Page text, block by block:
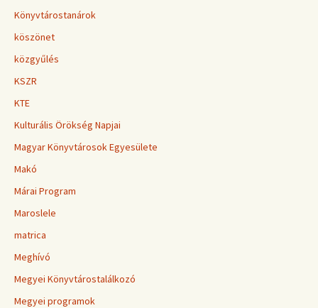
Könyvtárostanárok
köszönet
közgyűlés
KSZR
KTE
Kulturális Örökség Napjai
Magyar Könyvtárosok Egyesülete
Makó
Márai Program
Maroslele
matrica
Meghívó
Megyei Könyvtárostalálkozó
Megyei programok